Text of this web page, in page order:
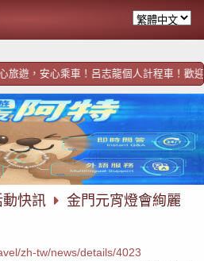
旅遊，安心乘車！呂志龍個人計程車！歡迎
動快訊
金門元宵燈會絢麗
zh-tw/news/details/4023